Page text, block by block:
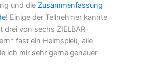
und die Zusammenfassung
! Einige der Teilnehmer kannte
drei von sechs ZIELBAR-
fast ein Heimspiel), alle
ich mir sehr gerne genauer